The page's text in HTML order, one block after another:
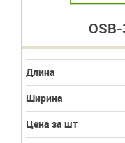
Длина
Ширина
Цена за шт